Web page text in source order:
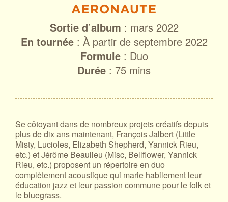
AERONAUTE
Sortie d’album : mars 2022
En tournée: À partir de septembre 2022
Formule: Duo
Durée : 75 mins
Se côtoyant dans de nombreux projets créatifs depuis
plus de dix ans maintenant, François Jalbert (Little
Misty, Lucioles, Elizabeth Shepherd, Yannick Rieu,
etc.) et Jérôme Beaulieu (Misc, Bellflower, Yannick
Rieu, etc.) proposent un répertoire en duo
complètement acoustique qui marie habilement leur
éducation jazz et leur passion commune pour le folk et
le bluegrass.